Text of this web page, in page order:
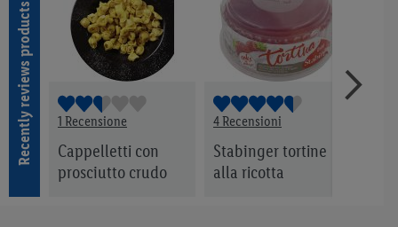
Recently reviews products 1 Recensione
Cappelletti con
prosciutto crudo
4 Recensioni
Stabinger tortine
alla ricotta